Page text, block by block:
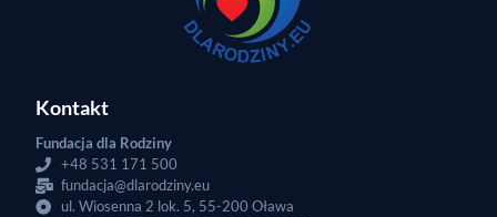
Kontakt
Fundacja dla Rodziny
+48 531 171 500
fundacja@dlarodziny.eu
ul. Wiosenna 2 lok. 5, 55-200 Oława